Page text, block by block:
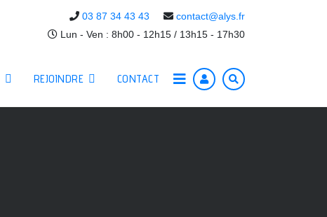
03 87 34 43 43
contact@alys.fr
Lun - Ven : 8h00 - 12h15 / 13h15 - 17h30
REJOINDRE CONTACT